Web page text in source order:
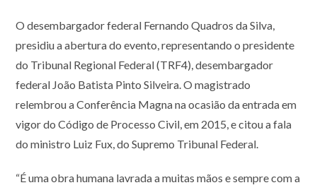
O desembargador federal Fernando Quadros da Silva,
presidiu a abertura do evento, representando o presidente
do Tribunal Regional Federal (TRF4), desembargador
federal João Batista Pinto Silveira. O magistrado
relembrou a Conferência Magna na ocasião da entrada em
vigor do Código de Processo Civil, em 2015, e citou a fala
do ministro Luiz Fux, do Supremo Tribunal Federal.
“É uma obra humana lavrada a muitas mãos e sempre com a